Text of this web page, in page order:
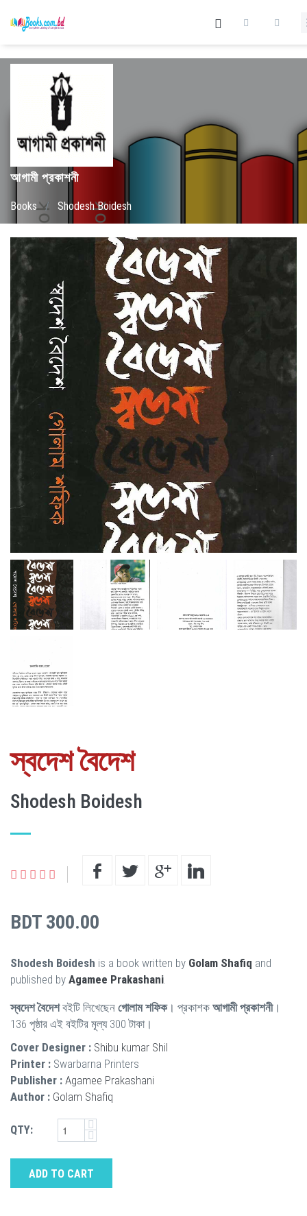
আগামী প্রকাশনী
Books / Shodesh Boidesh
স্বদেশ বৈদেশ
Shodesh Boidesh
BDT 300.00
Shodesh Boidesh is a book written by Golam Shafiq and
published by Agamee Prakashani
স্বদেশ বৈদেশবইটি লিখেছেন গোলাম শফিক। প্রকাশক আগামী প্রকাশনী।
136 পৃষ্ঠার এই বইটির মূল্য 300 টাকা।
Cover Designer : Shibu kumar Shil
Printer : Swarbarna Printers
Publisher : Agamee Prakashani
Author : Golam Shafiq
QTY:
ADD TO CART